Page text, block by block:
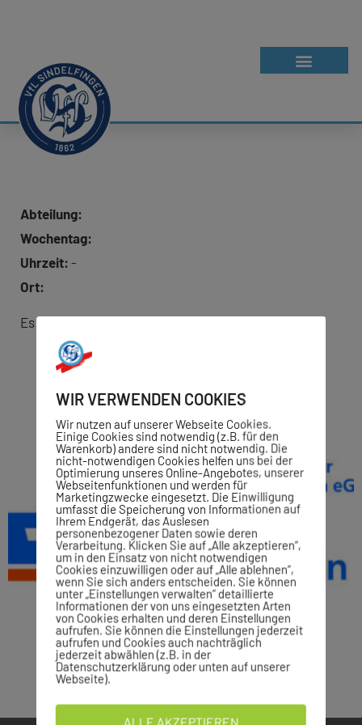
Abteilung:
Wochentag:
Uhrzeit: -
Ort:
Es wurde keine Adresse für Google Maps hinterlegt
WIR VERWENDEN COOKIES
Wir nutzen auf unserer Webseite Cookies.
Einige Cookies sind notwendig (z.B. für den
Warenkorb) andere sind nicht notwendig. Die
nicht-notwendigen Cookies helfen uns bei der
Optimierung unseres Online-Angebotes, unserer
Webseitenfunktionen und werden für
Marketingzwecke eingesetzt. Die Einwilligung
umfasst die Speicherung von Informationen auf
Ihrem Endgerät, das Auslesen
personenbezogener Daten sowie deren
Verarbeitung. Klicken Sie auf „Alle akzeptieren“,
um in den Einsatz von nicht notwendigen
Cookies einzuwilligen oder auf „Alle ablehnen“,
wenn Sie sich anders entscheiden. Sie können
unter „Einstellungen verwalten“ detaillierte
Informationen der von uns eingesetzten Arten
von Cookies erhalten und deren Einstellungen
aufrufen. Sie können die Einstellungen jederzeit
aufrufen und Cookies auch nachträglich
jederzeit abwählen (z.B. in der
Datenschutzerklärung oder unten auf unserer
Webseite).
ALLE AKZEPTIEREN